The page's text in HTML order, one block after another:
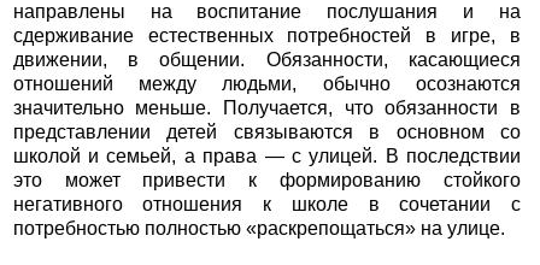
направлены на воспитание послушания и на
сдерживание естественных потребностей в игре, в
движении, в общении. Обязанности, касающиеся
отношений между людьми, обычно осознаются
значительно меньше. Получается, что обязанности в
представлении детей связываются в основном со
школой и семьей, а права — с улицей. В последствии
это может привести к формированию стойкого
негативного отношения к школе в сочетании с
потребностью полностью «раскрепощаться» на улице.